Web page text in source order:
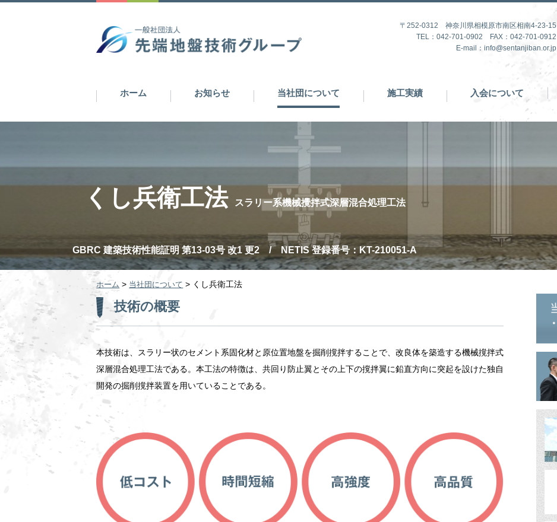
〒252-0312 神奈川県相模原市南区相南4-23-15
TEL：042-701-0902 FAX：042-701-0912
E-mail：info@sentanjiban.or.jp
ホーム お知らせ 当社団について 施工実績 入会について
くし兵衛工法 スラリー系機械攪拌式深層混合処理工法
GBRC 建築技術性能証明 第13-03号 改1 更2 / NETIS 登録番号：KT-210051-A
ホーム > 当社団について > くし兵衛工法
技術の概要
本技術は、スラリー状のセメント系固化材と原位置地盤を掘削撹拌することで、改良体を築造する機械撹拌式
深層混合処理工法である。本工法の特徴は、共回り防止翼とその上下の撹拌翼に鉛直方向に突起を設けた独自
開発の掘削撹拌装置を用いていることである。